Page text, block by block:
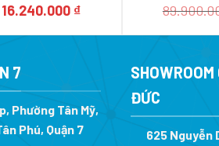
Giá
là:
16.240.000 ₫Giá
tại
16.240.000 ₫.
7
Phường Tân Mỹ,
Phú, Quận 7
ĐỨC
625 Nguyễn